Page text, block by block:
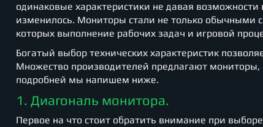
одинаковые характеристики не давая
изменилось. Мониторы стали не только
которых выполнение рабочих задач и игровой
Богатый выбор технических характеристик
Множество производителей предлагают
подробней мы напишем ниже.
1. Диагональ монитора.
Первое на что стоит обратить внимание при